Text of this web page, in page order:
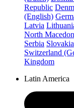
Republic
(English)
Latvia
North
Serbia Slovakia
Switzerland
Kingdom
Latin America